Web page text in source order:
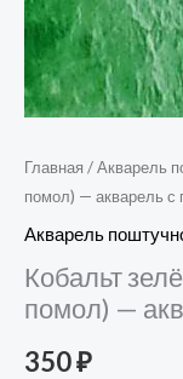
Главная /Акварель
помол) — акварель с
Акварель
Кобальт
помол) —
350₽